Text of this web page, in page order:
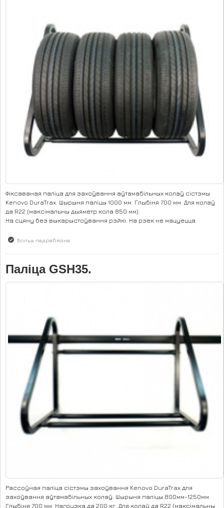
Фіксаваная паліца для захоўвання аўтамабільных колаў сістэмы
Kenovo DuraTrax. Шырыня паліцы 1000 мм. Глыбіня 700 мм. Для колаў
да R22 (максімальны дыяметр кола 850 мм).
На сцяну без выкарыстоўвання рэйкі. На рэек не мацуецца.
Больш падрабязна
Паліца GSH35.
Рассоўная паліца сістэмы захоўвання Kenovo DuraTrax для
захоўвання аўтамабільных колаў. Шырыня паліцы 800мм-1250мм.
Глыбіня 700 мм. Нагрузка да 200 кг. Для колаў да R22 (максімальны